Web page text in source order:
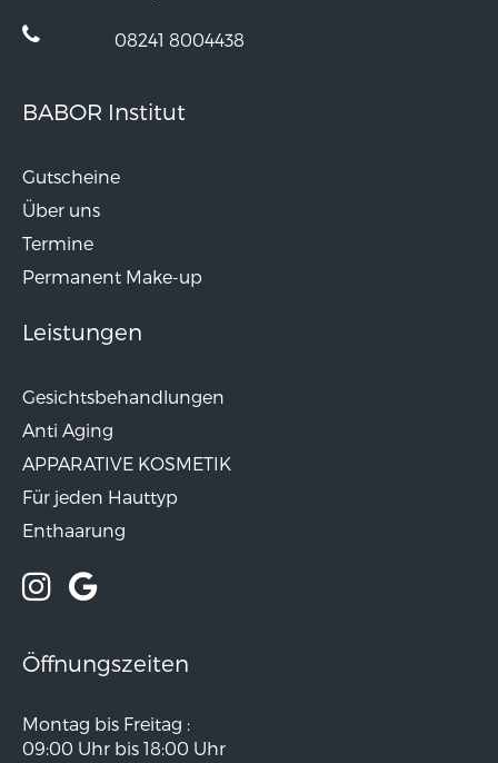
08241 8004438
BABOR Institut
Gutscheine
Über uns
Termine
Permanent Make-up
Leistungen
Gesichtsbehandlungen
Anti Aging
APPARATIVE KOSMETIK
Für jeden Hauttyp
Enthaarung
Öffnungszeiten
Montag bis Freitag :
09:00 Uhr bis 18:00 Uhr